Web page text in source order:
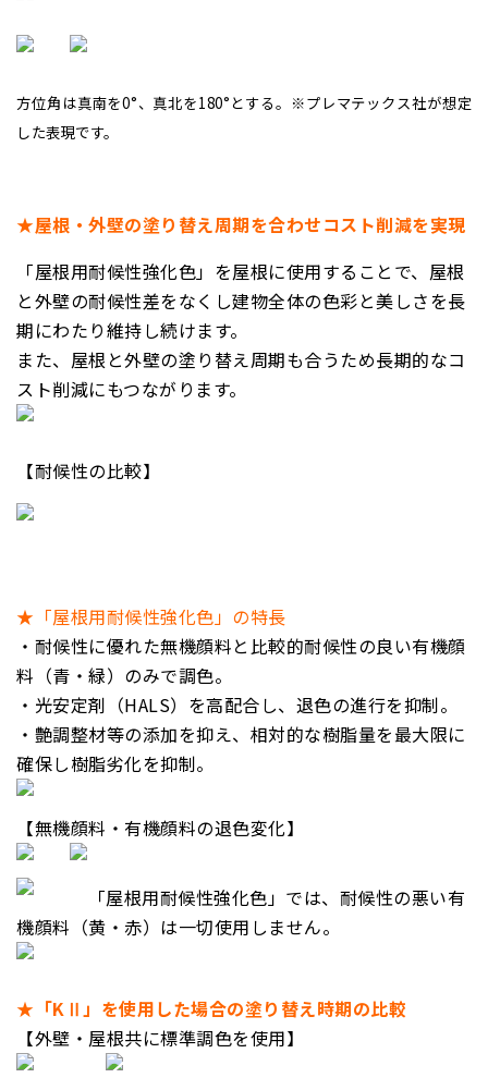
方位角は真南を0°、真北を180°とする。 ※プレマテックス社が想定
した表現です。
★屋根・外壁の塗り替え周期を合わせコスト削減を実現
「屋根用耐候性強化色」を屋根に使用することで、屋根
と外壁の耐候性差をなくし建物全体の色彩と美しさを長
期にわたり維持し続けます。
また、屋根と外壁の塗り替え周期も合うため長期的なコ
スト削減にもつながります。
【耐候性の比較】
★「屋根用耐候性強化色」の特長
・耐候性に優れた無機顔料と比較的耐候性の良い有機顔
料（青・緑）のみで調色。
・光安定剤（HALS）を高配合し、退色の進行を抑制。
・艶調整材等の添加を抑え、相対的な樹脂量を最大限に
確保し樹脂劣化を抑制。
【無機顔料・有機顔料の退色変化】
「屋根用耐候性強化色」では、 耐候性の悪い有
機顔料（黄・赤）は一切使用しません。
★「KⅡ」を使用した場合の塗り替え時期の比較
【外壁・屋根共に標準調色を使用】